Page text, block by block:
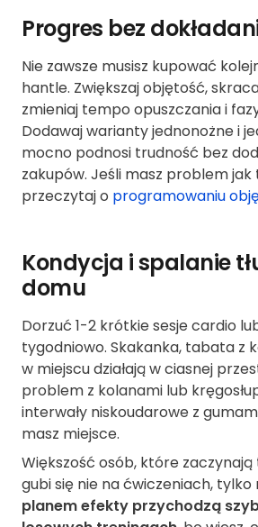
Progres bez
Nie zawsze musisz kupować
hantle. Zwiększaj objętość,
zmieniaj tempo opuszczania i
Dodawaj warianty jednonożne i
mocno podnosi trudność bez
zakupów. Jeśli masz problem
przeczytaj o programowaniu
Kondycja i spalanie
domu
Dorzuć 1-2 krótkie sesje cardio
tygodniowo. Skakanka, tabata z
w miejscu działają w ciasnej
problem z kolanami lub
interwały niskoudarowe z
masz miejsce.
Większość osób, które
gubi się nie na ćwiczeniach, tylko
planem efekty przychodzą